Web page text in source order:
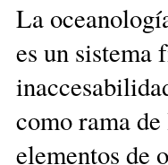
La
es un sistema
como rama
elementos de